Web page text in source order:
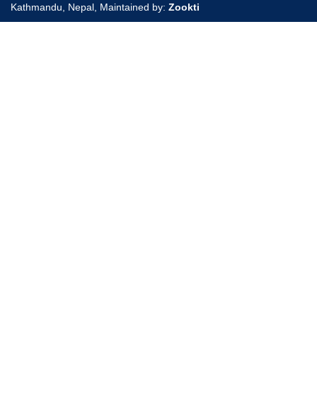
Kathmandu, Nepal, Maintained by: Zookti